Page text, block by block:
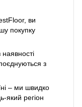
ви
покупку
з
– ми швидко
який регіон